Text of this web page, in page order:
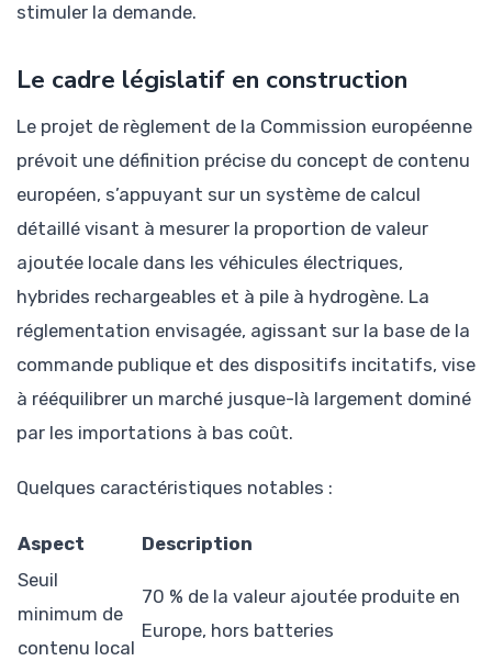
stimuler la demande.
Le cadre législatif en construction
Le projet de règlement de la Commission européenne
prévoit une définition précise du concept de contenu
européen, s’appuyant sur un système de calcul
détaillé visant à mesurer la proportion de valeur
ajoutée locale dans les véhicules électriques,
hybrides rechargeables et à pile à hydrogène. La
réglementation envisagée, agissant sur la base de la
commande publique et des dispositifs incitatifs, vise
à rééquilibrer un marché jusque-là largement dominé
par les importations à bas coût.
Quelques caractéristiques notables :
Aspect
Description
Seuil
minimum de
contenu local
70 % de la valeur ajoutée produite en
Europe, hors batteries